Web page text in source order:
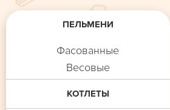
ПЕЛЬМЕНИ
Фасованные
Весовые
КОТЛЕТЫ